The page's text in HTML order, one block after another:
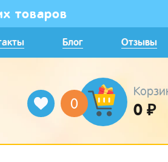
товаров
Блог Отзывы
0 0 ₽